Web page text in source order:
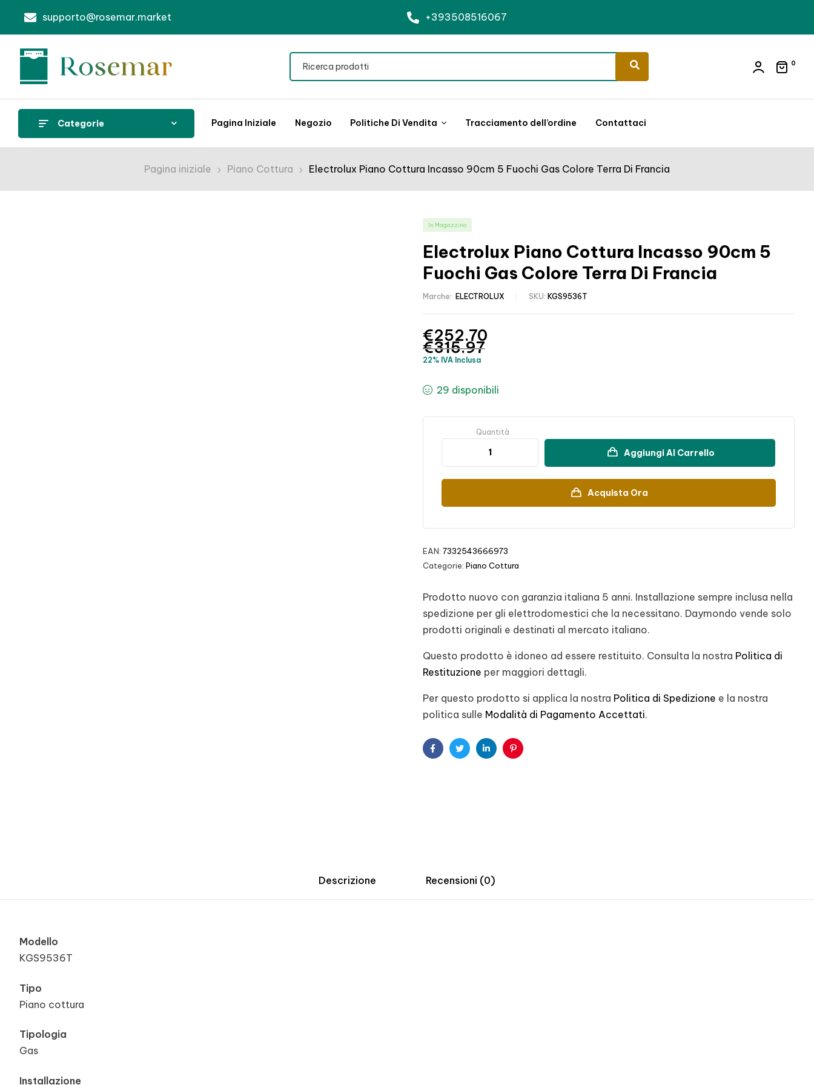
supporto@rosemar.market +393508516067
0
Categorie Pagina Iniziale Negozio Politiche Di Vendita Tracciamento dell’ordine Contattaci
Pagina iniziale Piano Cottura Electrolux Piano Cottura Incasso 90cm 5 Fuochi Gas Colore Terra Di Francia
In Magazzino
Electrolux Piano Cottura Incasso 90cm 5
Fuochi Gas Colore Terra Di Francia
Marche: ELECTROLUX SKU: KGS9536T
€315.97
€252.70
22% IVA Inclusa
29 disponibili
Quantità
Aggiungi Al Carrello
Acquista Ora
EAN: 7332543666973
Categorie: Piano Cottura
Prodotto nuovo con garanzia italiana 5 anni. Installazione sempre inclusa nella
spedizione per gli elettrodomestici che la necessitano. Daymondo vende solo
prodotti originali e destinati al mercato italiano.
Questo prodotto è idoneo ad essere restituito. Consulta la nostra Politica di
Restituzione per maggiori dettagli.
Per questo prodotto si applica la nostra Politica di Spedizione e la nostra
politica sulle Modalità di Pagamento Accettati.
FacebookTwitterLinkedinPinterest
Descrizione Recensioni (0)
Modello
KGS9536T
Tipo
Piano cottura
Tipologia
Gas
Installazione